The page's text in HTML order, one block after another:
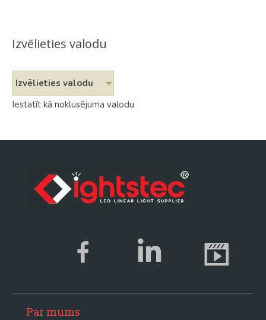
Izvēlieties valodu
Izvēlieties valodu
Iestatīt kā noklusējuma valodu
Par mums